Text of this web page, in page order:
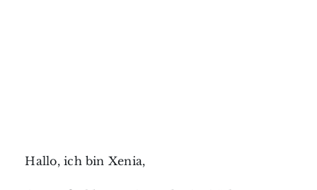
Hallo, ich bin Xenia,